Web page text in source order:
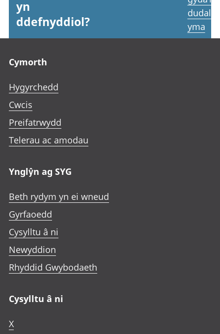
yn
ddefnyddiol?
yma
Cymorth
Hygyrchedd
Cwcis
Preifatrwydd
Telerau ac amodau
Ynglŷn ag SYG
Beth rydym yn ei wneud
Gyrfaoedd
Cysylltu â ni
Newyddion
Rhyddid Gwybodaeth
Cysylltu â ni
X